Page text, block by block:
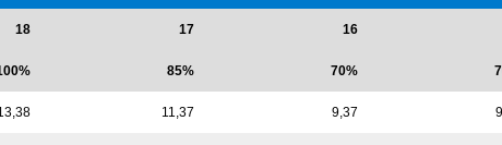
18 17 16
85% 70%
11,37 9,37